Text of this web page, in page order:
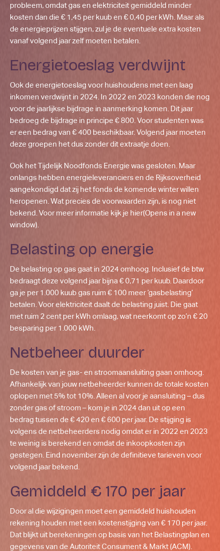
probleem, omdat gas en elektriciteit gemiddeld minder
kosten dan die € 1,45 per kuub en € 0,40 per kWh. Maar als
de energieprijzen stijgen, zul je de eventuele extra kosten
vanaf volgend jaar zelf moeten betalen.
Energietoeslag verdwijnt
Ook de energietoeslag voor huishoudens met een laag
inkomen verdwijnt in 2024. In 2022 en 2023 konden die nog
voor de jaarlijkse bijdrage in aanmerking komen. Dit jaar
bedroeg de bijdrage in principe € 800. Voor studenten was
er een bedrag van € 400 beschikbaar. Volgend jaar moeten
deze groepen het dus zonder dit extraatje doen.
Ook het Tijdelijk Noodfonds Energie was gesloten. Maar
onlangs hebben energieleveranciers en de Rijksoverheid
aangekondigd dat zij het fonds de komende winter willen
heropenen. Wat precies de voorwaarden zijn, is nog niet
bekend. Voor meer informatie kijk je hier(Opens in a new
window)
Belasting op energie
De belasting op gas gaat in 2024 omhoog. Inclusief de btw
bedraagt deze volgend jaar bijna € 0,71 per kuub. Daardoor
ga je per 1.000 kuub gas ruim € 100 meer ‘gasbelasting’
betalen. Voor elektriciteit daalt de belasting juist. Die gaat
met ruim 2 cent per kWh omlaag, wat neerkomt op zo’n € 20
besparing per 1.000 kWh.
Netbeheer duurder
De kosten van je gas- en stroomaansluiting gaan omhoog.
Afhankelijk van jouw netbeheerder kunnen de totale kosten
oplopen met 5% tot 10%. Alleen al voor je aansluiting – dus
zonder gas of stroom – kom je in 2024 dan uit op een
bedrag tussen de € 420 en € 600 per jaar. De stijging is
volgens de netbeheerders nodig omdat er in 2022 en 2023
te weinig is berekend en omdat de inkoopkosten zijn
gestegen. Eind november zijn de definitieve tarieven voor
volgend jaar bekend.
Gemiddeld € 170 per jaar
Door al die wijzigingen moet een gemiddeld huishouden
rekening houden met een kostenstijging van € 170 per jaar.
Dat blijkt uit berekeningen op basis van het Belastingplan en
gegevens van de Autoriteit Consument & Markt (ACM).